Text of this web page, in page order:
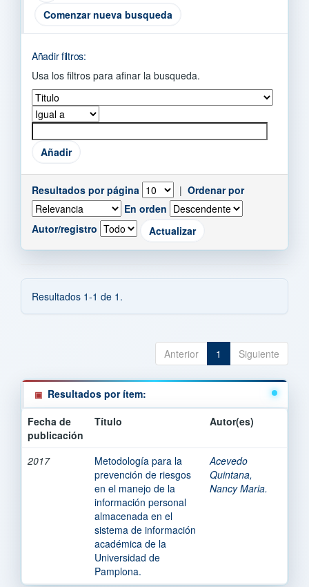
Comenzar nueva busqueda
Añadir filtros:
Usa los filtros para afinar la busqueda.
Resultados por página | Ordenar por
En orden
Autor/registro
Resultados 1-1 de 1.
Anterior 1 Siguiente
Resultados por ítem:
Fecha de
publicación
Título Autor(es)
2017
Metodología para la
prevención de riesgos
en el manejo de la
información personal
almacenada en el
sistema de información
académica de la
Universidad de
Pamplona.
Acevedo
Quintana,
Nancy Maria.